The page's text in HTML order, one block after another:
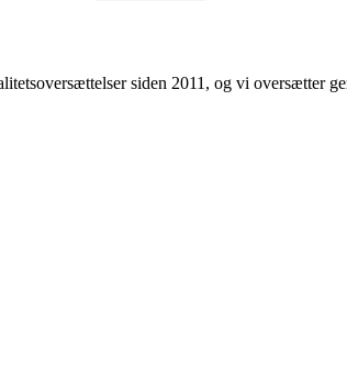
siden 2011, og vi oversætter